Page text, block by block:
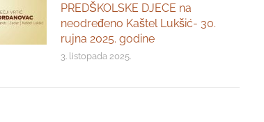
PREDŠKOLSKE DJECE na
neodređeno Kaštel Lukšić- 30.
rujna 2025. godine
3. listopada 2025.